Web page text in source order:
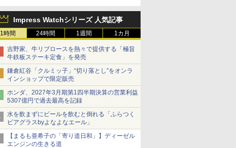
ンも
Impress Watchシリーズ 人気記事
1時間 24時間 1週間 1カ月
吉野家、牛リブロースを熱々で提供する「極旨
牛鉄板ステーキ定食」を発売
鎌倉紅谷「クルミッ子」“切り落とし”をオンラ
インショップで限定販売
ホンダ、2027年3月期第1四半期決算の営業利益
5307億円で過去最高を記録
水を飲まずにビールを飲むと倒れる「ふらつく
ビアグラスbyよなよなエール」
【まるも亜希子の「寄り道日和」】ディーゼル
エンジンの生きる道